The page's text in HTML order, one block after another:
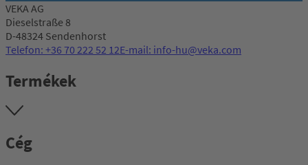
VEKA AG
Dieselstraße 8
D-48324 Sendenhorst
Telefon: +36 70 222 52 12E-mail: info-hu@veka.com
Termékek
Cég